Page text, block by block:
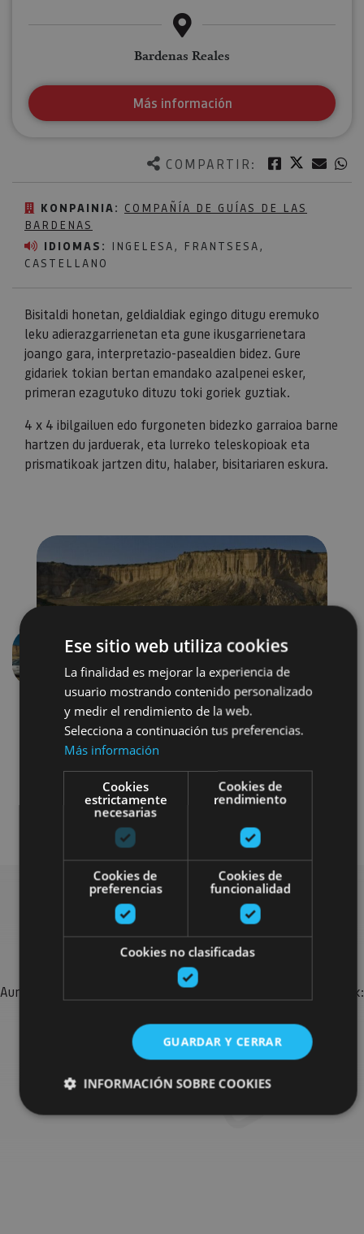
COMPARTIR: Facebook
Twitter
KONPAINIA: COMPAÑÍA DE GUÍAS DE LAS
BARDENAS
IDIOMAS:
INGELESA, FRANTSESA,
CASTELLANO
Bisitaldi honetan, geldialdiak egingo ditugu eremuko
leku adierazgarrienetan eta gune ikusgarrienetara
joango gara, interpretazio-pasealdien bidez. Gure
gidariek tokian bertan emandako azalpenei esker,
primeran ezagutuko dituzu toki goriek guztiak.
4 x 4 ibilgailuen edo furgoneten bidezko garraioa barne
hartzen du jarduerak, eta lurreko teleskopioak eta
prismatikoak jartzen ditu, halaber, bisitariaren eskura.
Bardenas Reales
Más información
Aurrekoa
Visitas guiadas
Bilatu plan gehiago
Aurkitu zure bidaia Nafarroan osatzeko planak eta iradokizunak:
garrantzitsuenak.
Joan planen bilatzailera
Ese sitio web utiliza cookies
La finalidad es mejorar la experiencia de
usuario mostrando contenido personalizado
y medir el rendimiento de la web.
Selecciona a continuación tus preferencias.
Más información
Cookies
estrictamente
necesarias
Cookies de
rendimiento
Cookies de
preferencias
Cookies de
funcionalidad
Cookies no clasificadas
GUARDAR Y CERRAR
INFORMACIÓN SOBRE COOKIES